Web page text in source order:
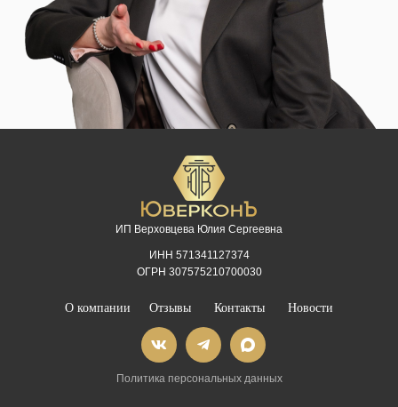
ИП Верховцева Юлия Сергеевна
ИНН 571341127374
ОГРН 307575210700030
О компании Отзывы Контакты Новости
Политика персональных данных